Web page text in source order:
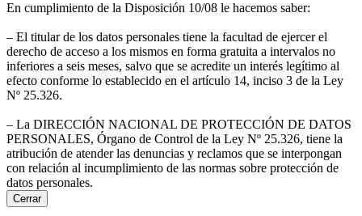
En cumplimiento de la Disposición 10/08 le hacemos saber:
– El titular de los datos personales tiene la facultad de ejercer el
derecho de acceso a los mismos en forma gratuita a intervalos no
inferiores a seis meses, salvo que se acredite un interés legítimo al
efecto conforme lo establecido en el artículo 14, inciso 3 de la Ley
Nº 25.326.
– La DIRECCIÓN NACIONAL DE PROTECCIÓN DE DATOS
PERSONALES, Órgano de Control de la Ley Nº 25.326, tiene la
atribución de atender las denuncias y reclamos que se interpongan
con relación al incumplimiento de las normas sobre protección de
datos personales.
Cerrar